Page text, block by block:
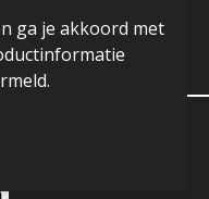
2023
ga je akkoord met